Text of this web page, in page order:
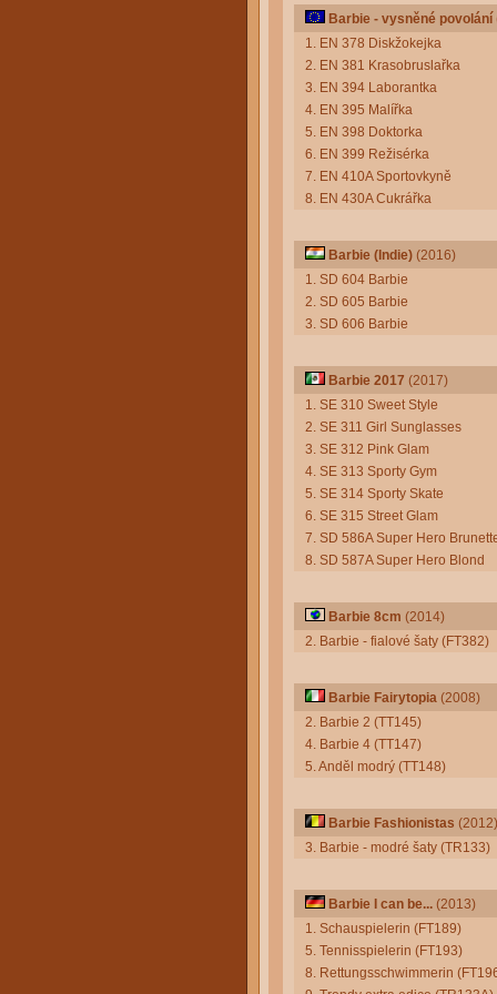
Barbie - vysněné povolání
1. EN 378 Diskžokejka
2. EN 381 Krasobruslařka
3. EN 394 Laborantka
4. EN 395 Malířka
5. EN 398 Doktorka
6. EN 399 Režisérka
7. EN 410A Sportovkyně
8. EN 430A Cukrářka
Barbie (Indie) (2016)
1. SD 604 Barbie
2. SD 605 Barbie
3. SD 606 Barbie
Barbie 2017 (2017)
1. SE 310 Sweet Style
2. SE 311 Girl Sunglasses
3. SE 312 Pink Glam
4. SE 313 Sporty Gym
5. SE 314 Sporty Skate
6. SE 315 Street Glam
7. SD 586A Super Hero
8. SD 587A Super Hero Blond
Barbie 8cm (2014)
2. Barbie - fialové šaty (FT382)
Barbie Fairytopia (2008)
2. Barbie 2 (TT145)
4. Barbie 4 (TT147)
5. Anděl modrý (TT148)
Barbie Fashionistas (2012)
3. Barbie - modré šaty (TR133)
Barbie I can be... (2013)
1. Schauspielerin (FT189)
5. Tennisspielerin (FT193)
8. Rettungsschwimmerin